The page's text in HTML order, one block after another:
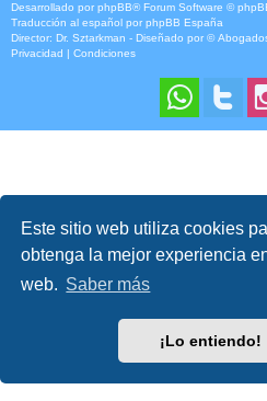
Este sitio web utiliza cookies
obtenga la mejor experiencia
web. Saber más
¡Lo entiendo!
Desarrollado por phpBB® Forum Software ©
Traducción al español por phpBB España
Director: Dr. Sztarkman - Diseñado por ©
Privacidad | Condiciones